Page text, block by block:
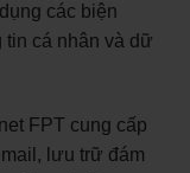
các biện
tin cá nhân và dữ
FPT cung cấp
lưu trữ đám